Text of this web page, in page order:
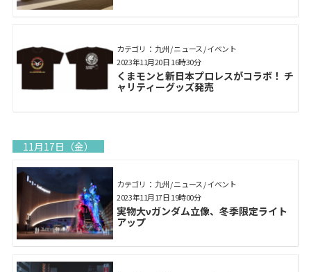
カテゴリ： 九州 / ニュース / イベント
くまモンと新日本プロレスがコラボ！ チ
ャリティーグッズ発売
2023年11月20日 16時30分
11月17日（金）
カテゴリ： 九州 / ニュース / イベント
実物大νガンダム立像、冬季限定ライト
アップ
2023年11月17日 19時00分